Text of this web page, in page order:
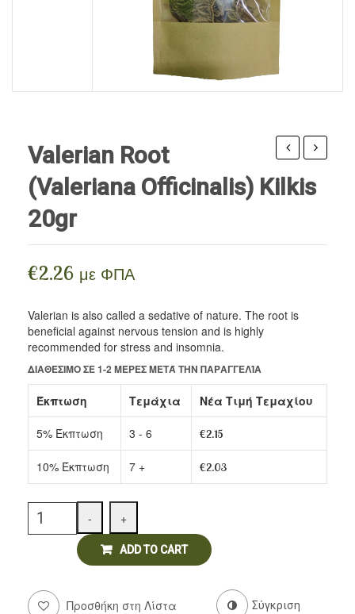
Legumes / Pasta
Cereals
Spreads
vegan food
Pastries
Delicatessen
Wax ointments
Herbal
50ml
&
Valerian Root
(Valeriana Officinalis) Kilkis
20gr
€2.26 με ΦΠΑ
Valerian is also called a sedative of nature. The root is
beneficial against nervous tension and is highly
recommended for stress and insomnia.
ΔΙΑΘΈΣΙΜΟ ΣΕ 1-2 ΜΈΡΕΣ ΜΕΤΆ ΤΗΝ ΠΑΡΑΓΓΕΛΊΑ
Έκπτωση Τεμάχια Νέα Τιμή Τεμαχίου
5% Έκπτωση 3 - 6 €2.15
10% Έκπτωση 7 + €2.03
- +
ADD TO CART
Προσθήκη στη Λίστα Σύγκριση